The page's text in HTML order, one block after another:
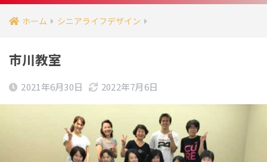
ホーム シニアライフデザイン
市川教室
2021年6月30日 2022年7月6日